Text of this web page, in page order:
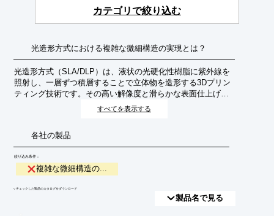
カテゴリで絞り込む
光造形方式における複雑な微細構造の実現とは？
光造形方式（SLA/DLP）は、液状の光硬化性樹脂に紫外線を
照射し、一層ずつ積層することで立体物を造形する3Dプリン
ティング技術です。その高い解像度と滑らかな表面仕上げに
より、従来の製造方法では困難だった複雑な形状や微細なデ
体デバイス、宝飾品のデザインなど、高い精度と複雑性が求
められる分野でその真価を発揮します。
すべてを表示する
各社の製品
絞り込み条件：
複雑な微細構造の...
​▼チェックした製品のカタログをダウンロード
製品名で見る